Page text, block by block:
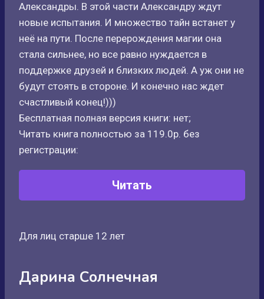
Александры. В этой части Александру ждут
новые испытания. И множество тайн встанет у
неё на пути. После перерождения магии она
стала сильнее, но все равно нуждается в
поддержке друзей и близких людей. А уж они не
будут стоять в стороне. И конечно нас ждет
счастливый конец!)))
Бесплатная полная версия книги: нет;
Читать книга полностью за 119.0р. без
регистрации:
Читать
Для лиц старше 12 лет
Дарина Солнечная